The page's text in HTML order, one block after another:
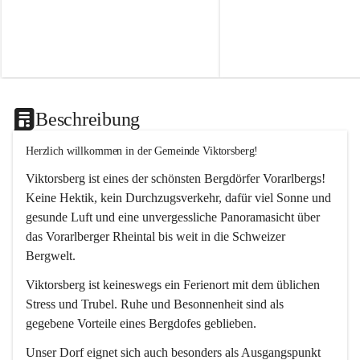
Beschreibung
Herzlich willkommen in der Gemeinde Viktorsberg!
Viktorsberg ist eines der schönsten Bergdörfer Vorarlbergs!
Keine Hektik, kein Durchzugsverkehr, dafür viel Sonne und
gesunde Luft und eine unvergessliche Panoramasicht über
das Vorarlberger Rheintal bis weit in die Schweizer
Bergwelt.
Viktorsberg ist keineswegs ein Ferienort mit dem üblichen
Stress und Trubel. Ruhe und Besonnenheit sind als
gegebene Vorteile eines Bergdofes geblieben.
Unser Dorf eignet sich auch besonders als Ausgangspunkt